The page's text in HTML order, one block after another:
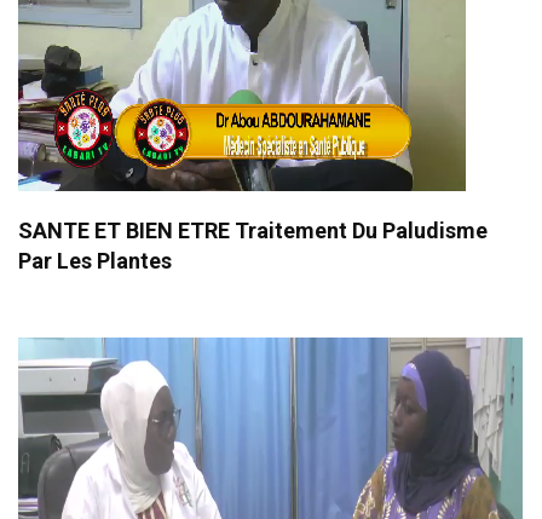
SANTE ET BIEN ETRE Traitement Du Paludisme
Par Les Plantes